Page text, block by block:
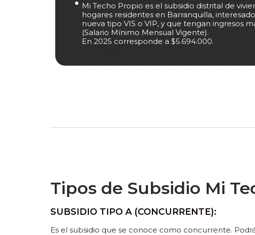
Mi Techo Propio es el subsidio distrital de
hogares residentes en Barranquilla,
nueva tipo VIS o VIP, y que tengan ingresos
(Salario Mínimo Mensual Vigente).
En 2025 corresponde a $5.694.000.
Tipos de Subsidio Mi
SUBSIDIO TIPO A (CONCURRENTE):
Es el subsidio que se conoce como concurrente.